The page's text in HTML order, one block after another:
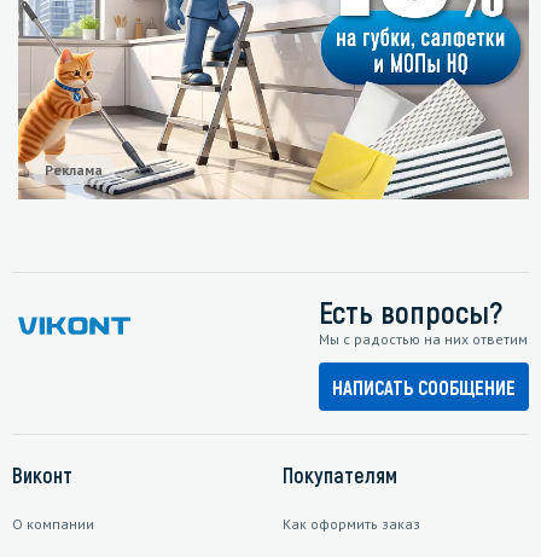
Реклама
Есть вопросы?
Мы с радостью на них ответим
НАПИСАТЬ СООБЩЕНИЕ
Виконт
О компании
Покупателям
Как оформить заказ